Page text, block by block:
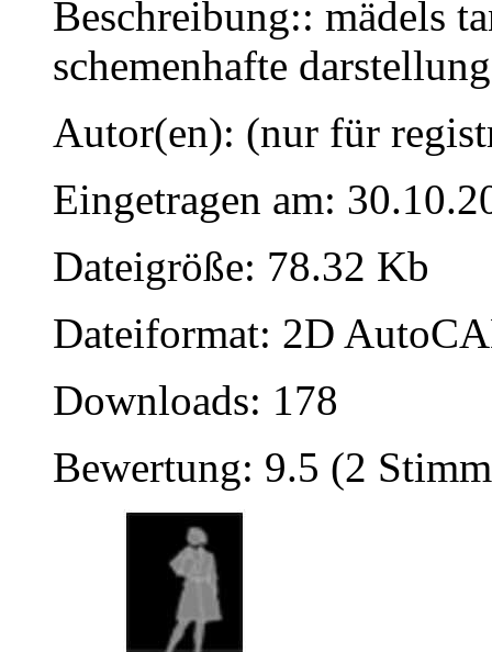
Beschreibung:: mädels
schemenhafte
Autor(en): (nur für
Eingetragen am:
Dateigröße: 78.32 Kb
Dateiformat: 2D
Downloads: 178
Bewertung: 9.5 (2